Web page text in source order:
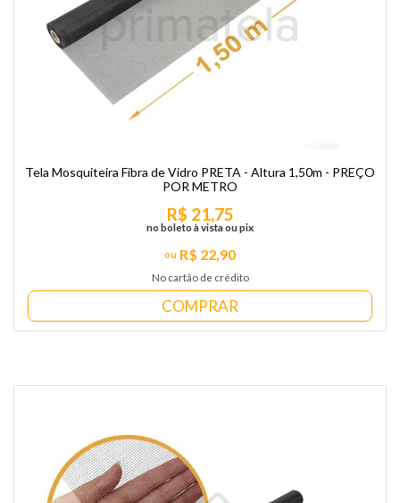
Tela Mosquiteira Fibra de Vidro PRETA - Altura 1,50m - PREÇO
POR METRO
R$ 22,90
No cartão de crédito
R$ 21,75
no boleto à vista ou pix
COMPRAR